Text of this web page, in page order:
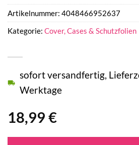
18,99 €
sofort versandfertig,
Werktage
Artikelnummer: 4048466952637
Kategorie: Cover, Cases & Schutzfolien